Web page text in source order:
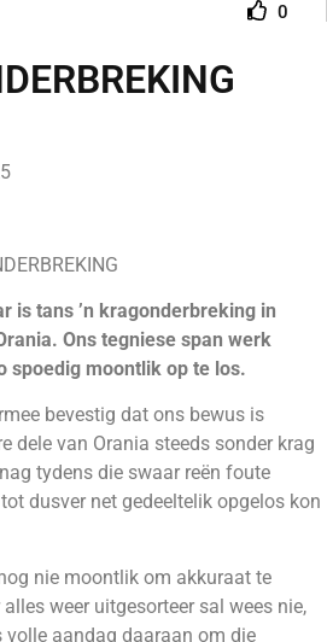
0
is tans ’n kragonderbreking in
Ons tegniese span werk
spoedig moontlik op te los.
bevestig dat ons bewus is
dele van Orania steeds sonder krag
tydens die swaar reën foute
dusver net gedeeltelik opgelos kon
nie moontlik om akkuraat te
weer uitgesorteer sal wees nie,
volle aandag daaraan om die